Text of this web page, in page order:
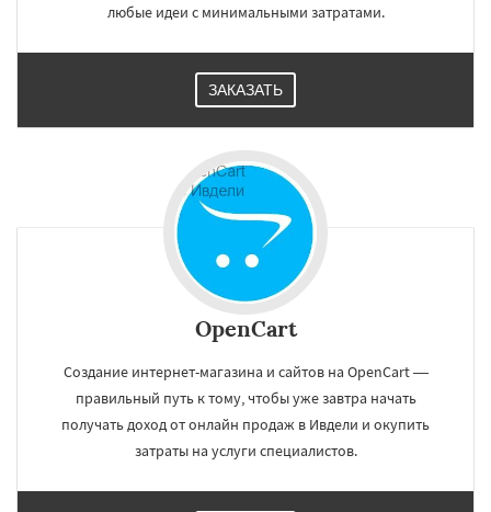
любые идеи с минимальными затратами.
ЗАКАЗАТЬ
OpenCart
Создание интернет-магазина и сайтов на OpenCart —
правильный путь к тому, чтобы уже завтра начать
получать доход от онлайн продаж в Ивдели и окупить
затраты на услуги специалистов.